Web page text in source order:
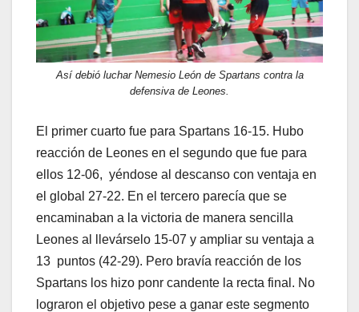
Así debió luchar Nemesio León de Spartans contra la
defensiva de Leones.
El primer cuarto fue para Spartans 16-15. Hubo
reacción de Leones en el segundo que fue para
ellos 12-06, yéndose al descanso con ventaja en
el global 27-22. En el tercero parecía que se
encaminaban a la victoria de manera sencilla
Leones al llevárselo 15-07 y ampliar su ventaja a
13 puntos (42-29). Pero bravía reacción de los
Spartans los hizo ponr candente la recta final. No
lograron el objetivo pese a ganar este segmento